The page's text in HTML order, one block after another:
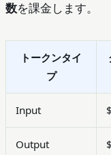
数を課金します。
トークンタイ
プ
Input
Output